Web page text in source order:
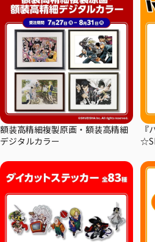
額装高精細複製原画・額装高精細
デジタルカラー